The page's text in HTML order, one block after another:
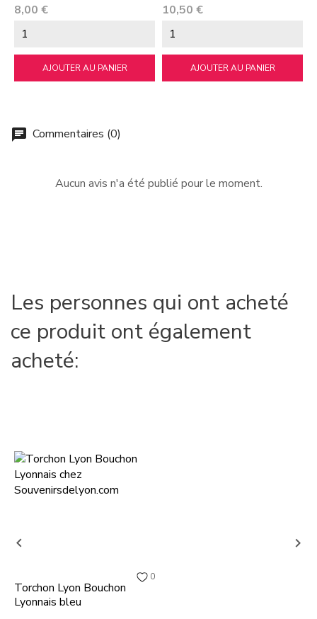
Prix
8,00 €
AJOUTER AU PANIER
Prix
10,50 €
AJOUTER AU PANIER
chat Commentaires (0)
Aucun avis n'a été publié pour le moment.
Les personnes qui ont acheté
ce produit ont également
acheté:
0
Torchon Lyon Bouchon
Lyonnais bleu
 